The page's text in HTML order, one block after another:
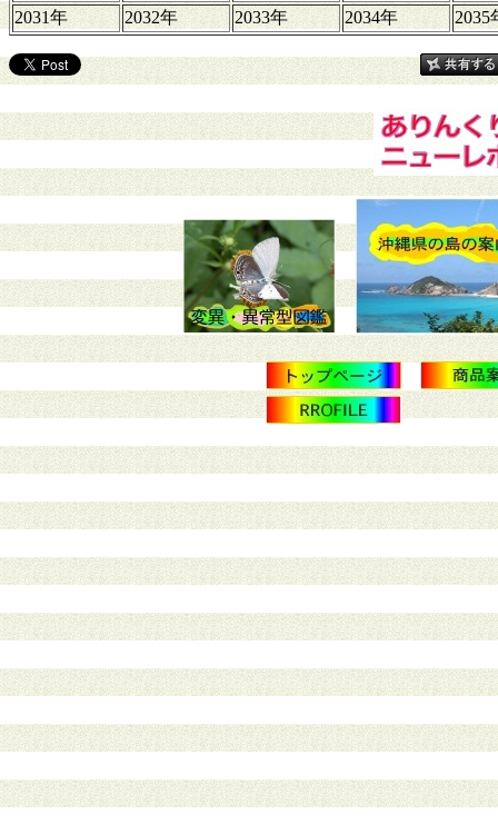
2031年
2032年 2033年 2034年 2035